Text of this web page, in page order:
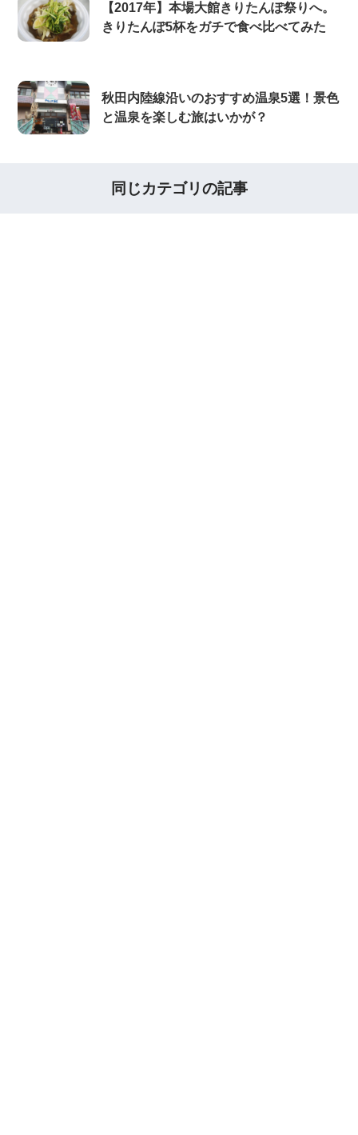
【2017年】本場大館きりたんぽ祭りへ。
きりたんぽ5杯をガチで食べ比べてみた
秋田内陸線沿いのおすすめ温泉5選！景色
と温泉を楽しむ旅はいかが？
同じカテゴリの記事